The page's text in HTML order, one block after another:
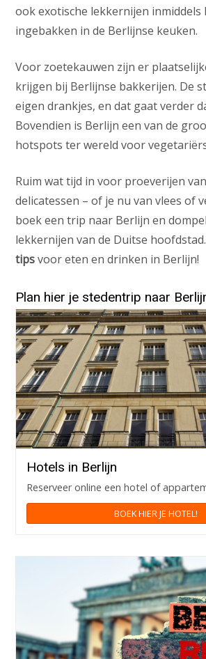
ook exotische lekkernijen inmiddels
ingebakken in de Berlijnse keuken.
Voor zoetekauwen zijn er
krijgen bij Berlijnse bakkerijen. De
eigen drankjes, en dat gaat verder
Bovendien is Berlijn een van de
hotspots ter wereld voor
Ruim wat tijd in voor proeverijen
delicatessen – of je nu van vlees of
boek een trip naar Berlijn en
lekkernijen van de Duitse
tipsvoor eten en drinken in Berlijn!
Plan hier je stedentrip naar
Hotels in Berlijn
Reserveer online een hotel of
BOEK HIER JE HOTEL!